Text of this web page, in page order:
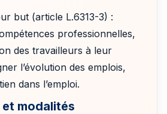
but (article L.6313-3) :
professionnelles,
des travailleurs à leur
l’évolution des emplois,
dans l’emploi.
modalités